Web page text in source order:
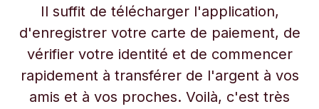
Il suffit de télécharger l'application,
d'enregistrer votre carte de paiement, de
vérifier votre identité et de commencer
rapidement à transférer de l'argent à vos
amis et à vos proches. Voilà, c'est très